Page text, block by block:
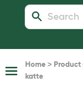
Toggle
Home >
katte